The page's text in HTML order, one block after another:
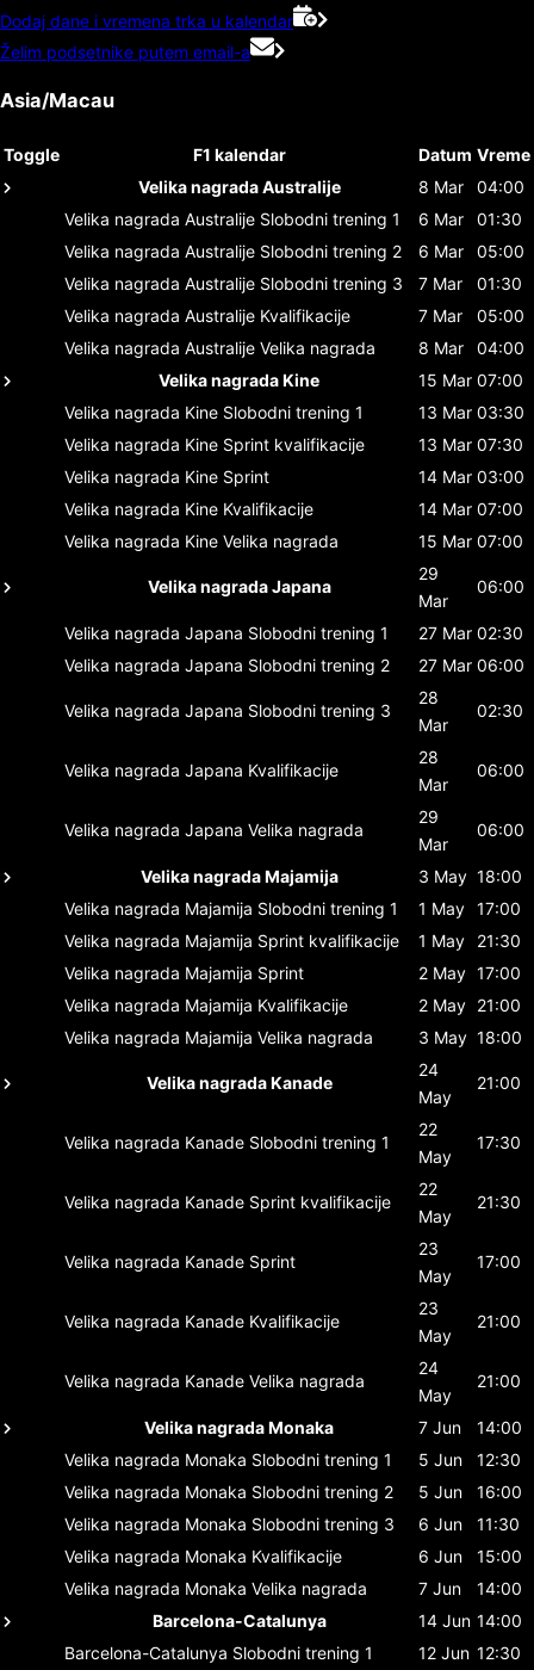
Dodaj dane i vremena trka u kalendar
Želim podsetnike putem email-a
Asia/Macau
Toggle F1 kalendar Datum Vreme
Velika nagrada Australije
8 Mar
04:00
Velika nagrada Australije Slobodni trening 1 6 Mar
01:30
Velika nagrada Australije Slobodni trening 2 6 Mar
05:00
Velika nagrada Australije Slobodni trening 3 7 Mar
01:30
Velika nagrada Australije Kvalifikacije 7 Mar
05:00
Velika nagrada Australije Velika nagrada 8 Mar
04:00
Velika nagrada Kine
15 Mar 07:00
Velika nagrada Kine Slobodni trening 1 13 Mar 03:30
Velika nagrada Kine Sprint kvalifikacije 13 Mar 07:30
Velika nagrada Kine Sprint 14 Mar 03:00
Velika nagrada Kine Kvalifikacije 14 Mar 07:00
Velika nagrada Kine Velika nagrada 15 Mar 07:00
Velika nagrada Japana
29
Mar
06:00
Velika nagrada Japana Slobodni trening 1 27 Mar 02:30
Velika nagrada Japana Slobodni trening 2 27 Mar 06:00
Velika nagrada Japana Slobodni trening 3
28
Mar
02:30
Velika nagrada Japana Kvalifikacije
28
Mar
06:00
Velika nagrada Japana Velika nagrada
29
Mar
06:00
Velika nagrada Majamija 3 May 18:00
Velika nagrada Majamija Slobodni trening 1 1 May 17:00
Velika nagrada Majamija Sprint kvalifikacije 1 May
21:30
Velika nagrada Majamija Sprint 2 May 17:00
Velika nagrada Majamija Kvalifikacije 2 May 21:00
Velika nagrada Majamija Velika nagrada 3 May 18:00
Velika nagrada Kanade
24
May
21:00
Velika nagrada Kanade Slobodni trening 1
22
May
17:30
Velika nagrada Kanade Sprint kvalifikacije
22
May
21:30
Velika nagrada Kanade Sprint
23
May
17:00
Velika nagrada Kanade Kvalifikacije
23
May
21:00
Velika nagrada Kanade Velika nagrada
24
May
21:00
Velika nagrada Monaka 7 Jun
14:00
Velika nagrada Monaka Slobodni trening 1 5 Jun
12:30
Velika nagrada Monaka Slobodni trening 2 5 Jun
16:00
Velika nagrada Monaka Slobodni trening 3 6 Jun
11:30
Velika nagrada Monaka Kvalifikacije 6 Jun
15:00
Velika nagrada Monaka Velika nagrada 7 Jun
14:00
Barcelona-Catalunya
14 Jun 14:00
Barcelona-Catalunya Slobodni trening 1 12 Jun 12:30